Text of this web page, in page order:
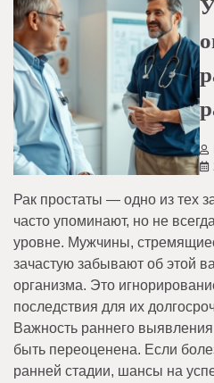
Рак простаты — одно из тех
часто упоминают, но не
уровне. Мужчины,
зачастую забывают об этой
организма. Это
последствия для их
Важность раннего
быть переоценена. Если
ранней стадии, шансы на